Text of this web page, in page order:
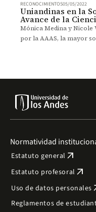
RECONOCIMIENTOS05/05/2022
Uniandinas en la
Avance de la
Mónica Medina y Nicole
por la AAAS, la mayor
Normatividad
Estatuto general arrow_outward
Estatuto profesoral arrow_outward
Uso de datos personales
Reglamentos de